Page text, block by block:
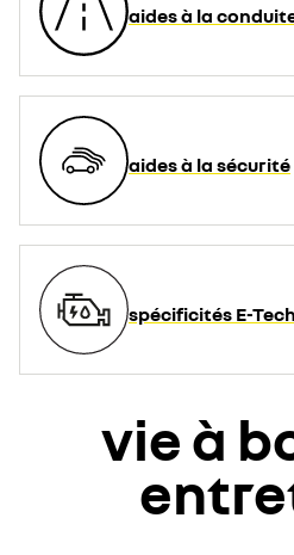
aides à la
aides à la sécurité
spécificités E-Tech
vie à